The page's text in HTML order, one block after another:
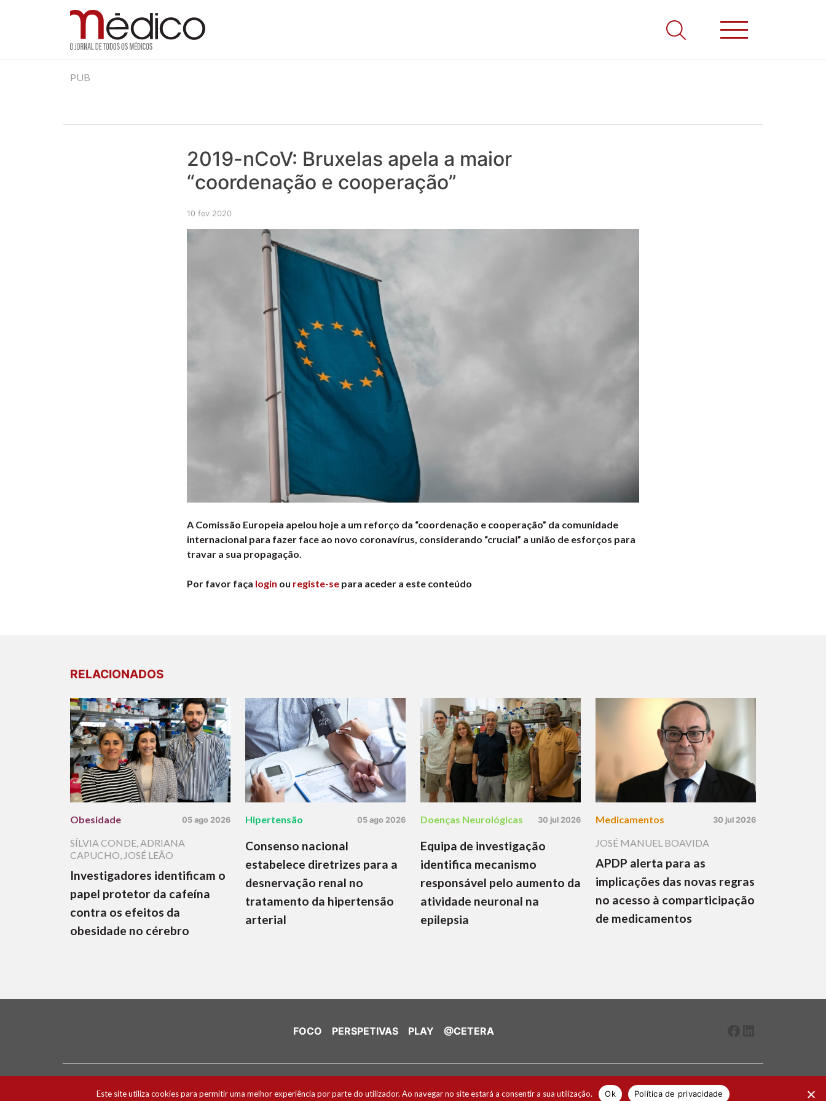
Jornal Médico
Médico – O Jornal de Todos os Médicos. Onde as notícias realmente contam! Tudo o que se passa na Saúde!
PUB
2019-nCoV: Bruxelas apela a maior
“coordenação e cooperação”
10 fev 2020
A Comissão Europeia apelou hoje a um reforço da “coordenação e cooperação” da comunidade
internacional para fazer face ao novo coronavírus, considerando “crucial” a união de esforços para
travar a sua propagação.
Por favor faça login ou registe-se para aceder a este conteúdo
RELACIONADOS
Obesidade 05 ago 2026
SÍLVIA CONDE,ADRIANA
CAPUCHO, JOSÉ LEÃO
Investigadores identificam o
papel protetor da cafeína
contra os efeitos da
obesidade no cérebro
Hipertensão 05 ago 2026
Consenso nacional
estabelece diretrizes para a
desnervação renal no
tratamento da hipertensão
arterial
Doenças Neurológicas 30 jul 2026
Equipa de investigação
identifica mecanismo
responsável pelo aumento da
atividade neuronal na
epilepsia
Medicamentos 30 jul 2026
JOSÉ MANUEL BOAVIDA
APDP alerta para as
implicações das novas regras
no acesso à comparticipação
de medicamentos
FOCO PERSPETIVAS PLAY @CETERA
Este site utiliza cookies para permitir uma melhor experiência por parte do utilizador. Ao navegar no site estará a consentir a sua utilização. Ok Política de privacidade